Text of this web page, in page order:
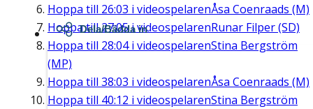
Hoppa till 26:03 i videospelarenÅsa Coenraads (M)
Hoppa till27:05i videospelarenRunar Filper (SD)
Hoppa till 28:04i videospelarenStina Bergström
(MP)
Hoppa till 38:03 i videospelarenÅsa Coenraads (M)
Hoppa till 40:12 i videospelarenStina Bergström
Dela/Bädda in